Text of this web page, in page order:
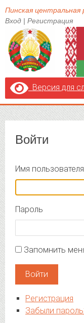
Пинская
Вход | Регистрация
Версия для
Войти
Имя
Пароль
Запомнить
Войти
Регистрация
Забыли